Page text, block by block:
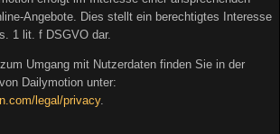
Angebote. Dies stellt ein berechtigtes Interesse
1 lit. f DSGVO dar.
Umgang mit Nutzerdaten finden Sie in der
Dailymotion unter:
legal/privacy.